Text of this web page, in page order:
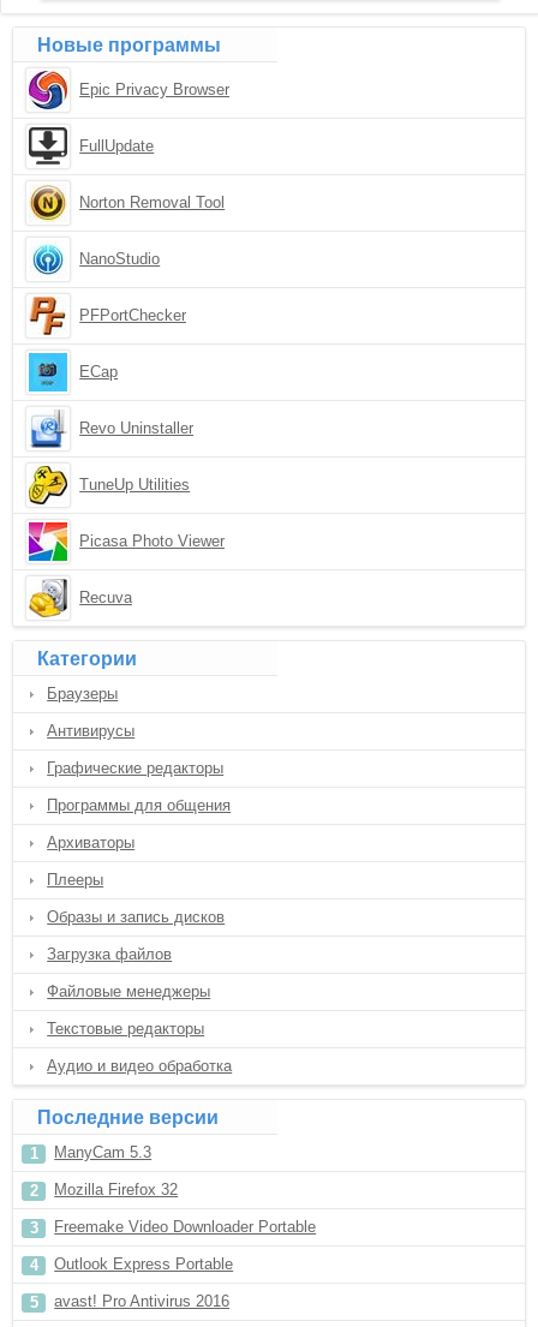
Новые программы
Epic Privacy Browser
FullUpdate
Norton Removal Tool
NanoStudio
PFPortChecker
ECap
Revo Uninstaller
TuneUp Utilities
Picasa Photo Viewer
Recuva
Категории
Браузеры
Антивирусы
Графические редакторы
Программы для общения
Архиваторы
Плееры
Образы и запись дисков
Загрузка файлов
Файловые менеджеры
Текстовые редакторы
Аудио и видео обработка
Последние версии
ManyCam 5.3
Mozilla Firefox 32
Freemake Video Downloader Portable
Outlook Express Portable
avast! Pro Antivirus 2016